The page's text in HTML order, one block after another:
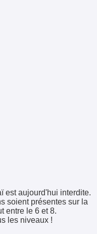
est aujourd'hui interdite.
soient présentes sur la
entre le 6 et 8.
les niveaux !